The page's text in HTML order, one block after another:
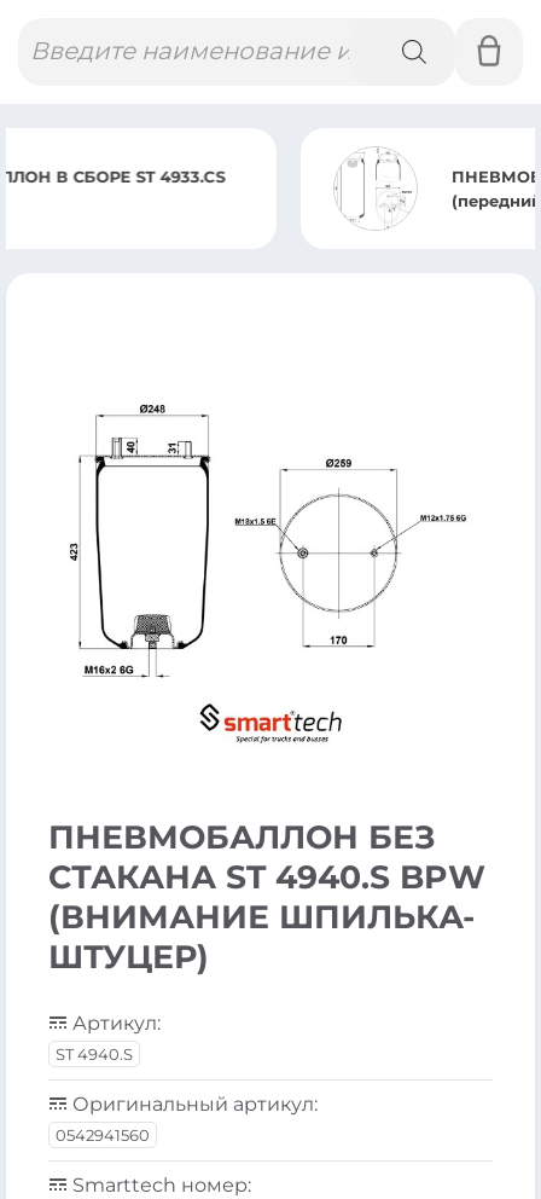
товаров
ПНЕВМОБАЛЛОН БЕЗ СТАКАНА 6200.S
(передний) SCANIA
ПНЕВМОБАЛЛОН БЕЗ
СТАКАНА ST 4940.S BPW
(ВНИМАНИЕ ШПИЛЬКА-
ШТУЦЕР)
Артикул:
ST 4940.S
Оригинальный артикул:
0542941560
Smarttech номер: